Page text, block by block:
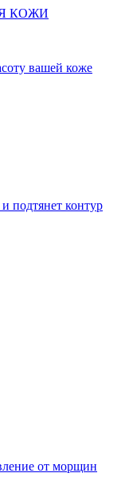
КОЖИ
вашей коже
подтянет контур
от морщин